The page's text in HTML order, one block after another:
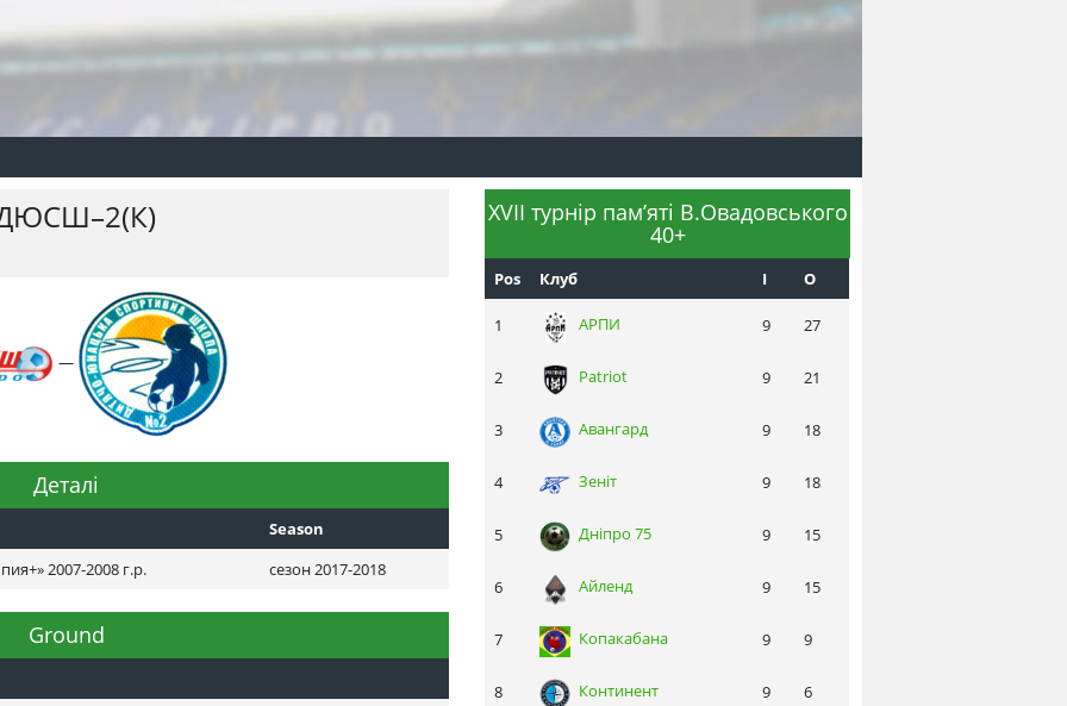
—
Деталі
Season
2007-2008 г.р. сезон 2017-2018
Ground
XVII турнір пам’яті В.Овадовського
40+
Pos Клуб I О
1 АРПИ 9 27
2 Patriot 9 21
3 Авангард 9 18
4 Зеніт 9 18
5 Днiпро 75 9 15
6 Айленд 9 15
7 Копакабана 9 9
8 Континент 9 6